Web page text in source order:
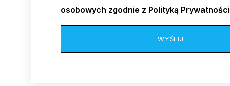
osobowych zgodnie z Polityką Prywatności
WYŚLIJ